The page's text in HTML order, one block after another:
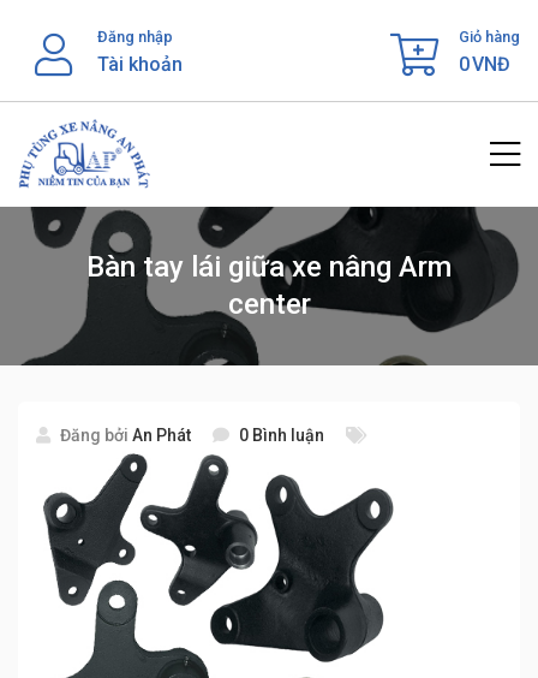
content
Đăng nhập
Tài khoản
Giỏ hàng
0VNĐ
Bàn tay lái giữa xe nâng Arm
center
Đăng bởi An Phát 0 Bình luận